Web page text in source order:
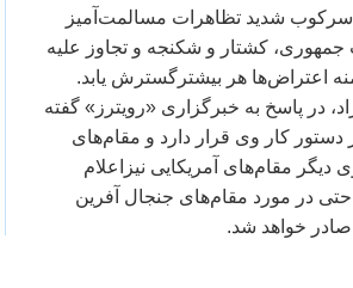
(۲۳ و ۲۴ سپتامبر ۲۰۰۹) که با سرکوب شديد تظاهرات مسالمت‌آميز
جمهوری، کشتار و شکنجه و تجاوز عليه
اعتراض‌ها هر بيشترگسترش يابد.
در پاسخ به خبرگزاری «رويترز» گفته
کار وی قرار دارد و مقام‌های
مقام‌های آمريکايی نيزاعلام
در مورد مقام‌های جنجال آفرين
صادر خواهد شد.